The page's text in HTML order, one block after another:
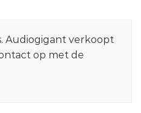
Audiogigant verkoopt
op met de